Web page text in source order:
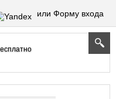
или Форму входа